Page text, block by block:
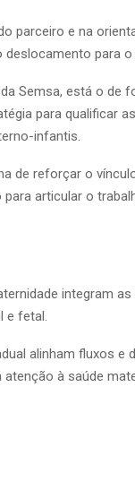
parceiro e na
para o
Semsa, está o de
para qualificar
infantis.
de reforçar o
articular o
integram
e fetal.
alinham fluxos
à saúde